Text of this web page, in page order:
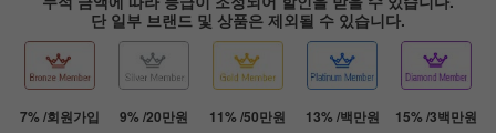
단 일부 브랜드 및 상품은 제외될 수 있습니다.
7% /회원가입 9% /20만원 11% /50만원 13% /백만원 15% /3백만원